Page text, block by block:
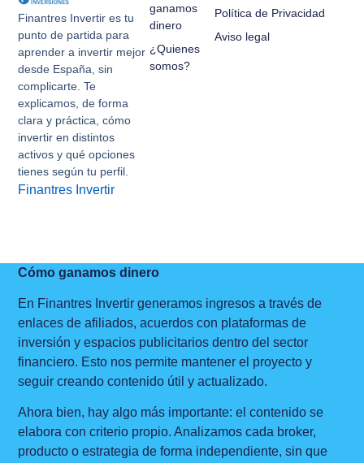
Finantres Invertir es tu
punto de partida para
aprender a invertir mejor
desde España, sin
complicarte. Te
explicamos, de forma
clara y práctica, cómo
invertir en distintos
activos y qué opciones
tienes según tu perfil.
Finantres Invertir
ganamos
dinero
¿Quienes
somos?
Política de Privacidad
Aviso legal
Cómo ganamos dinero
En Finantres Invertir generamos ingresos a través de
enlaces de afiliados, acuerdos con plataformas de
inversión y espacios publicitarios dentro del sector
financiero. Esto nos permite mantener el proyecto y
seguir creando contenido útil y actualizado.
Ahora bien, hay algo más importante: el contenido se
elabora con criterio propio. Analizamos cada broker,
producto o estrategia de forma independiente, sin que